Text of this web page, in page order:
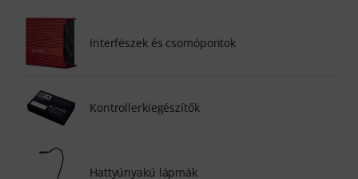
Interfészek és csomópontok
Kontrollerkiegészítők
Hattyúnyakú lápmák